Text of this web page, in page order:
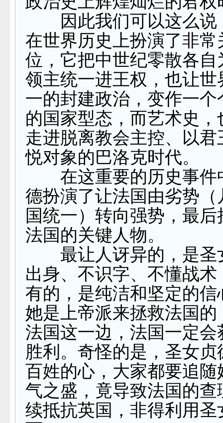
因此我们可以这么说
在世界历史上扮演了非常
位，它把中世纪零散各自
领主统一进王权，也让世
一的封建政治，变作一个
的国家型态，而艺术史，
走进脱离教会主控、以君
悦对象的巴洛克时代。
在这重要的历史事件
德扮演了让法国由劣势（
国统一）转向强势，最
法国的关键人物。
最让人讶异的，是圣
出身、不识字、不懂战术
有的，是纯洁和坚定的信
她是上帝派来拯救法国的
法国这一边，法国一定会
胜利。奇怪的是，圣女
百姓的心，大家都要追随
气之盛，竟导致法国的查
续抵抗英国，非得利用圣